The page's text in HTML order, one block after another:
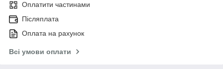
Оплатити частинами
Післяплата
Оплата на рахунок
Всі умови оплати